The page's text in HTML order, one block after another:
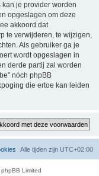
kan je provider worden
opgeslagen om deze
akkoord dat
te verwijderen, te wijzigen,
Als gebruiker ga je
wordt opgeslagen in
derde partij zal worden
nóch phpBB
die ertoe kan leiden
Alle tijden zijn UTC+02:00
Limited